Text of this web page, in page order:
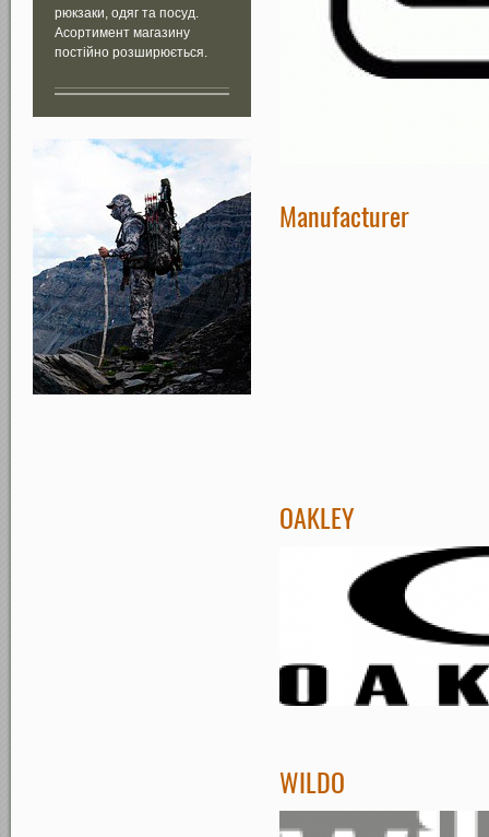
рюкзаки, одяг та посуд.
Асортимент магазину
постійно розширюється.
Manufacturer
OAKLEY
WILDO